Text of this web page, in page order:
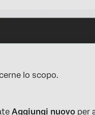
lo scopo.
Aggiungi nuovo per